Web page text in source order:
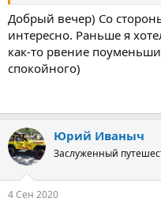
Добрый вечер) Со
интересно. Раньше я
как-то рвение
спокойного)
Юрий Иваныч
Заслуженный
4 Сен 2020